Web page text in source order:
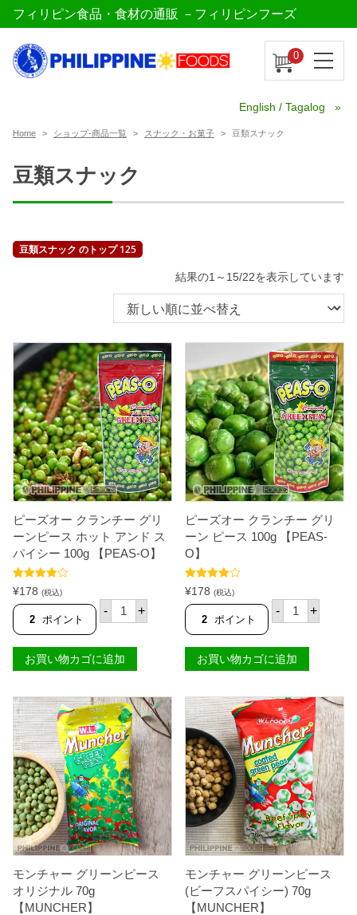
フィリピン食品・食材の通販 －フィリピンフーズ
0
English / Tagalog
Home ショップ-商品一覧 スナック・お菓子 豆類スナック
豆類スナック
豆類スナック のトップ 125
結果の1～15/22を表示しています
し
ピーズオー クランチー グリ
ーンピース ホット アンド ス
パイシー 100g 【PEAS-O】
5段階中
4.00 の評
価
¥178 (税込)
2 ポイント
- ピ
ー
ー
ク
ン
チ
ー
グ
リ
ー
ン
ピ
ー
ス
ホ
ッ
ト
ア
ン
+
お買い物カゴに追加
ピーズオー クランチー グリ
ーン ピース 100g 【PEAS-
O】
5段階中
4.00 の評
価
¥178 (税込)
2 ポイント
- ピ
ー
ー
ク
ン
チ
ー
グ
リ
ー
ン
ピ
ー
ス
1
0
0
g
【
P
E
+
お買い物カゴに追加
モンチャー グリーンピース
オリジナル 70g
【MUNCHER】
モンチャー グリーンピース
(ビーフスパイシー) 70g
【MUNCHER】